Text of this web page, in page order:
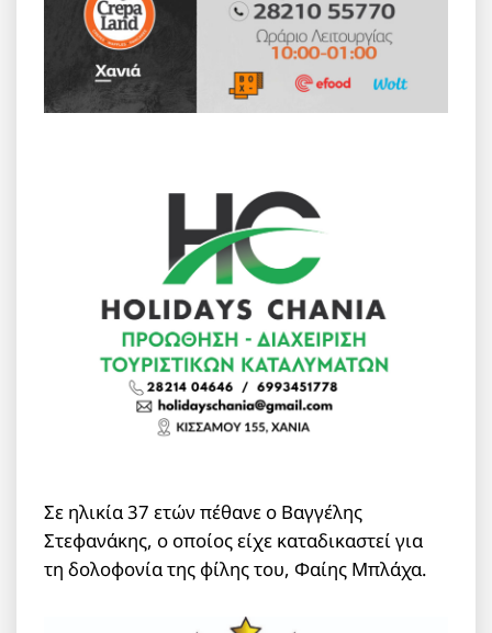
Σε ηλικία 37 ετών πέθανε ο Βαγγέλης
Στεφανάκης, ο οποίος είχε καταδικαστεί για
τη δολοφονία της φίλης του, Φαίης Μπλάχα.